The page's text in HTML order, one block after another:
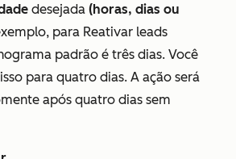
desejada (horas, dias ou
para Reativar leads
padrão é três dias. Você
para quatro dias. A ação será
após quatro dias sem